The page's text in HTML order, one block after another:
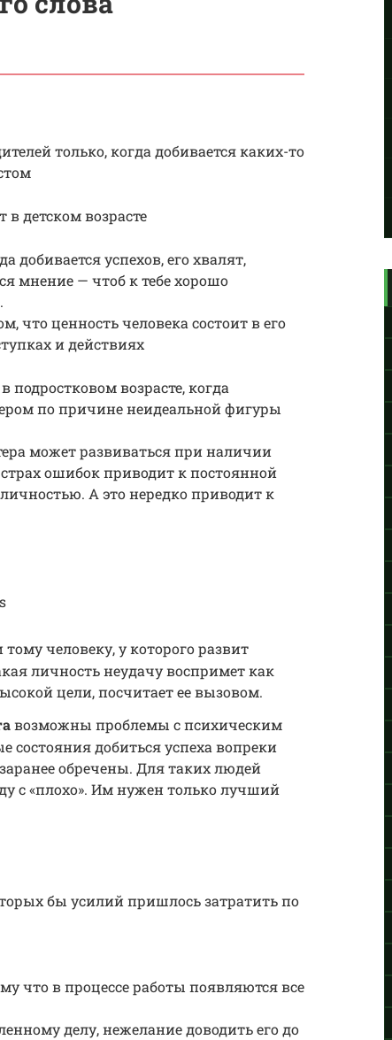
только, когда добивается каких-то
детском возрасте
успехов, его хвалят,
мнение — чтоб к тебе хорошо
что ценность человека состоит в его
и действиях
возрасте, когда
по причине неидеальной фигуры
может развиваться при наличии
ошибок приводит к постоянной
А это нередко приводит к
человеку, у которого развит
личность неудачу воспримет как
цели, посчитает ее вызовом.
возможны проблемы с психическим
состояния добиться успеха вопреки
обречены. Для таких людей
с «плохо». Им нужен только лучший
бы усилий пришлось затратить по
что в процессе работы появляются все
делу, нежелание доводить его до